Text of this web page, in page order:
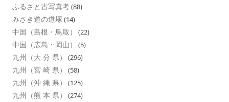
ふるさと古写真考(88)
みさき道の道塚 (14)
中国（島根・鳥取） (22)
中国（広島・岡山） (5)
九州（大 分 県） (296)
九州（宮 崎 県） (58)
九州（沖 縄 県） (125)
九州（熊 本 県） (274)